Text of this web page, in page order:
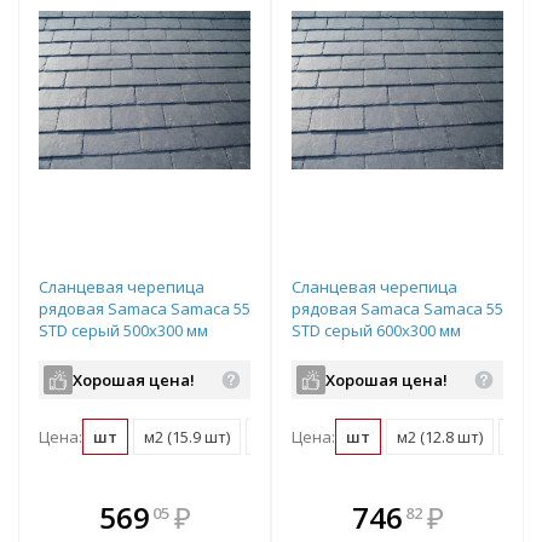
Сланцевая черепица
рядовая Samaca Samaca 55
STD серый 500х300 мм
Хорошая цена!
Цена: шт м2 (15.9 шт) поддон (600 шт)
569 05 ₽
В комплекте
всегда выгоднее!
Сланцевая черепица
рядовая Samaca Samaca 55
STD серый 600х300 мм
Хорошая цена!
Цена: шт м2 (12.8 шт)
В комплекте
всегда выгоднее!
746 82 ₽